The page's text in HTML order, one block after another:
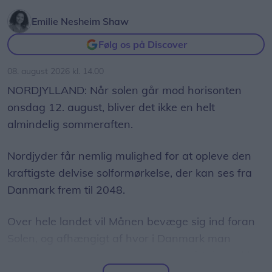
Emilie Nesheim Shaw
Følg os på Discover
08. august 2026 kl. 14.00
NORDJYLLAND: Når solen går mod horisonten
onsdag 12. august, bliver det ikke en helt
almindelig sommeraften.
Nordjyder får nemlig mulighed for at opleve den
kraftigste delvise solformørkelse, der kan ses fra
Danmark frem til 2048.
Over hele landet vil Månen bevæge sig ind foran